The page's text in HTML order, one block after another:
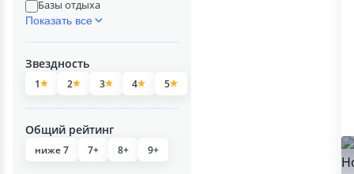
Базы отдыха
Показать все
Звездность
1 2 3 4 5
Общий рейтинг
ниже 7 7+ 8+ 9+